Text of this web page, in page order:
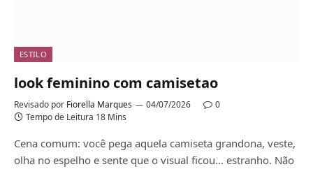
ESTILO
look feminino com camisetao
Revisado por Fiorella Marques 04/07/2026
0
Tempo de Leitura 18 Mins
Cena comum: você pega aquela camiseta grandona, veste,
olha no espelho e sente que o visual ficou… estranho. Não